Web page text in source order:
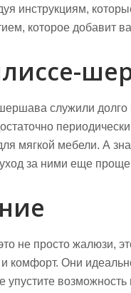
инструкциям,
которое добавит
служили долго
мягкой мебели. А
за ними еще
не просто жалюзи,
комфорт. Они
упустите